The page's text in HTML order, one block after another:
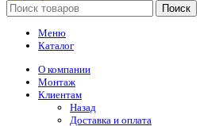
Поиск
Меню
Каталог
О компании
Монтаж
Клиентам
Назад
Доставка и оплата